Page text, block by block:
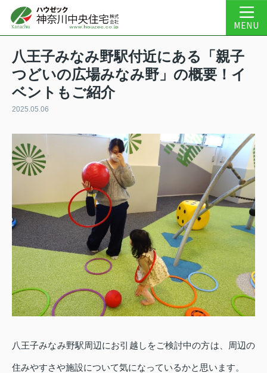
MENU
八王子みなみ野駅付近にある「親子
つどいの広場みなみ野」の概要！イ
ベントもご紹介
2025.05.06
八王子みなみ野駅周辺にお引越しをご検討中の方は、周辺の
住みやすさや施設について気になっているかと思います。